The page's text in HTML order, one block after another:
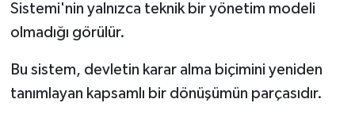
Sistemi'nin yalnızca teknik bir yönetim modeli
olmadığı görülür.
Bu sistem, devletin karar alma biçimini yeniden
tanımlayan kapsamlı bir dönüşümün parçasıdır.